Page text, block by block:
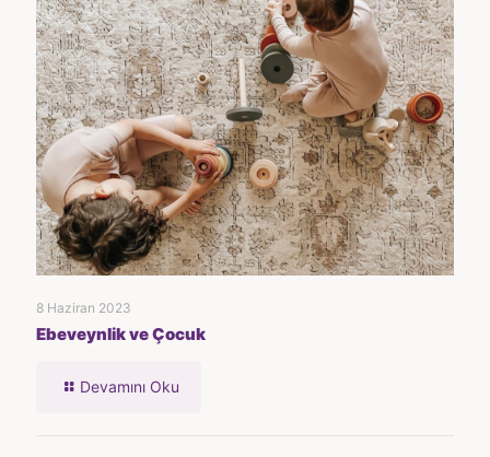
8 Haziran 2023
Ebeveynlik ve Çocuk
Devamını Oku